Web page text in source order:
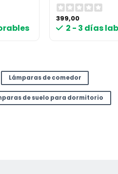
399,00
2 - 3 días
Lámparas de comedor
de suelo para dormitorio